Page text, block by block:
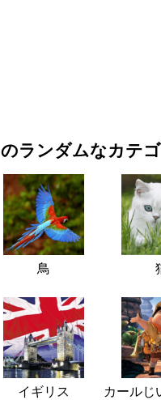
のランダムなカテゴ
鳥
イギリス
カールじ